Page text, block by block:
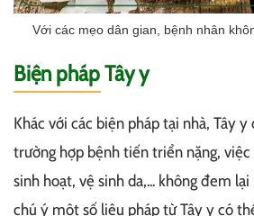
Với các mẹo dân gian, bệnh nhân
Biện pháp Tây y
Khác với các biện pháp tại nhà, Tây
trường hợp bệnh tiến triển nặng,
sinh hoạt, vệ sinh da,... không đem
chú ý một số liệu pháp từ Tây y có